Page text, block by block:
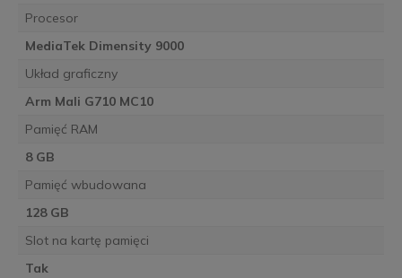
Procesor
MediaTek Dimensity 9000
Układ graficzny
Arm Mali G710 MC10
Pamięć RAM
8 GB
Pamięć wbudowana
128 GB
Slot na kartę pamięci
Tak